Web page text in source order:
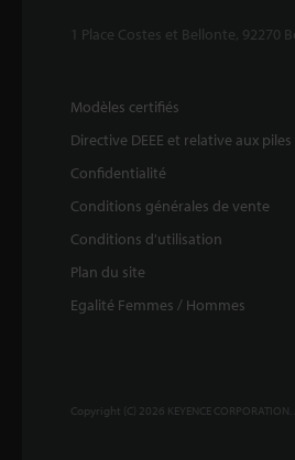
1 Place Costes et Bellonte, 92270
Modèles certifiés
Directive DEEE et relative aux piles
Confidentialité
Conditions générales de vente
Conditions d'utilisation
Plan du site
Egalité Femmes / Hommes
Copyright (C) 2026 KEYENCE